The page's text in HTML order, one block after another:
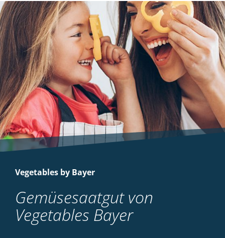
Vegetables by Bayer
Gemüsesaatgut von
Vegetables Bayer